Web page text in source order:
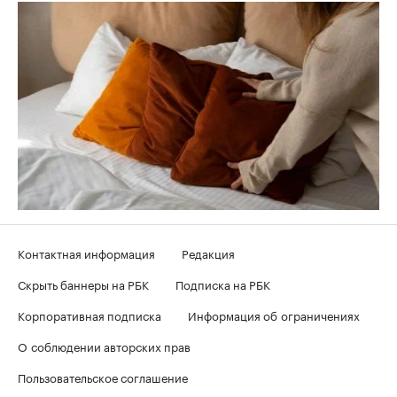
Контактная информация
Редакция
Скрыть баннеры на РБК
Подписка на РБК
Корпоративная подписка
Информация об ограничениях
О соблюдении авторских прав
Пользовательское соглашение